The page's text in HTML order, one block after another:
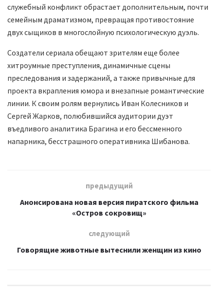
служебный конфликт обрастает дополнительным, почти
семейным драматизмом, превращая противостояние
двух сыщиков в многослойную психологическую дуэль.
Создатели сериала обещают зрителям еще более
хитроумные преступления, динамичные сцены
преследования и задержаний, а также привычные для
проекта вкрапления юмора и внезапные романтические
линии. К своим ролям вернулись Иван Колесников и
Сергей Жарков, полюбившийся аудитории дуэт
въедливого аналитика Брагина и его бессменного
напарника, бесстрашного оперативника Шибанова.
предыдущий
Анонсирована новая версия пиратского фильма
«Остров сокровищ»
следующий
Говорящие животные вытеснили женщин из кино